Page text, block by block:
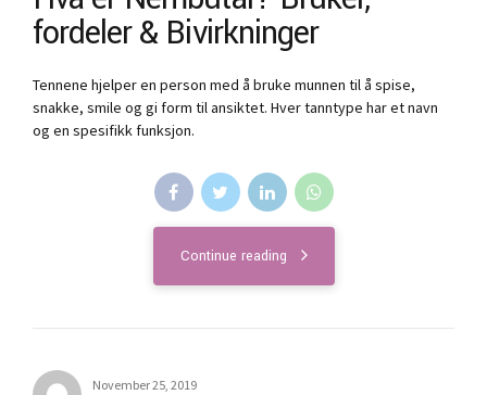
fordeler & Bivirkninger
Tennene hjelper en person med å bruke munnen til å spise,
snakke, smile og gi form til ansiktet. Hver tanntype har et navn
og en spesifikk funksjon.
Continue reading
November 25, 2019